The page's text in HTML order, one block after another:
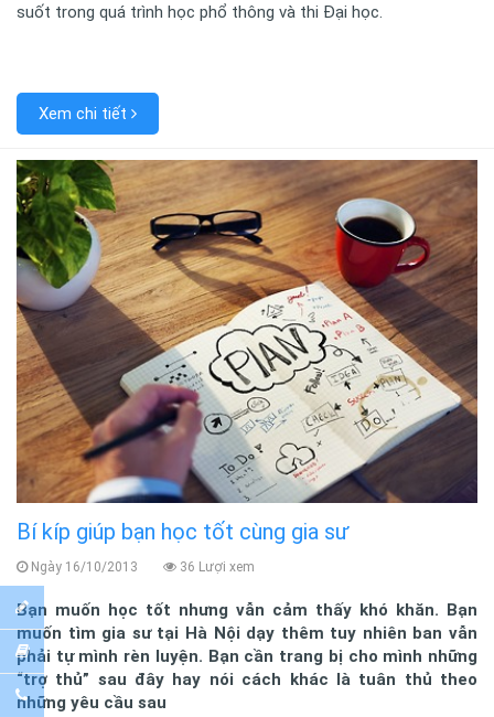
suốt trong quá trình học phổ thông và thi Đại học.
Xem chi tiết
Bí kíp giúp bạn học tốt cùng gia sư
Ngày 16/10/2013 36 Lượi xem
Bạn muốn học tốt nhưng vẫn cảm thấy khó khăn. Bạn
muốn tìm gia sư tại Hà Nội dạy thêm tuy nhiên ban vẫn
phải tự mình rèn luyện. Bạn cần trang bị cho mình những
“trợ thủ” sau đây hay nói cách khác là tuân thủ theo
những yêu cầu sau